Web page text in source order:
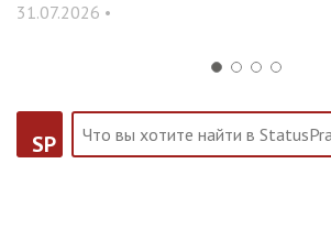
31.07.2026 •
SP